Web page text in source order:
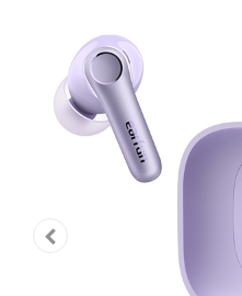
關於我們
分店地址​